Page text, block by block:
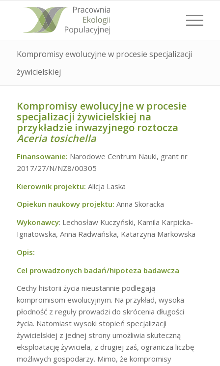
Kompromisy ewolucyjne w procesie specjalizacji
żywicielskiej
Kompromisy ewolucyjne w procesie
specjalizacji żywicielskiej na
przykładzie inwazyjnego roztocza
Aceria tosichella
Finansowanie: Narodowe Centrum Nauki, grant nr
2017/27/N/NZ8/00305
Kierownik projektu: Alicja Laska
Opiekun naukowy projektu: Anna Skoracka
Wykonawcy: Lechosław Kuczyński, Kamila Karpicka-
Ignatowska, Anna Radwańska, Katarzyna Markowska
Opis:
Cel prowadzonych badań/hipoteza badawcza
Cechy historii życia nieustannie podlegają
kompromisom ewolucyjnym. Na przykład, wysoka
płodność z reguły prowadzi do skrócenia długości
życia. Natomiast wysoki stopień specjalizacji
żywicielskiej z jednej strony umożliwia skuteczną
eksploatację żywiciela, z drugiej zaś, ogranicza liczbę
możliwych gospodarzy. Mimo, że kompromisy